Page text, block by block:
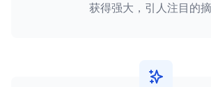
获得强大，引人注目的